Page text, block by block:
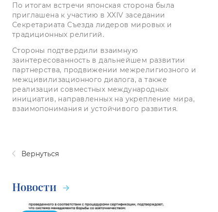
По итогам встречи японская сторона была
приглашена к участию в XXIV заседании
Секретариата Съезда лидеров мировых и
традиционных религий.
Стороны подтвердили взаимную
заинтересованность в дальнейшем развитии
партнерства, продвижении межрелигиозного и
межцивилизационного диалога, а также
реализации совместных международных
инициатив, направленных на укрепление мира,
взаимопонимания и устойчивого развития.
Вернуться
Новости